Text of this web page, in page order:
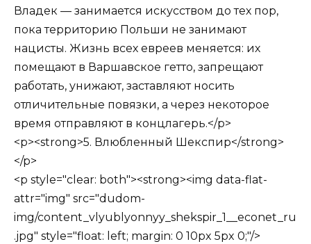
Владек — занимается искусством до тех пор,
пока территорию Польши не занимают
нацисты. Жизнь всех евреев меняется: их
помещают в Варшавское гетто, запрещают
работать, унижают, заставляют носить
отличительные повязки, а через некоторое
время отправляют в концлагерь.</p>
<p><strong>5. Влюбленный Шекспир</strong>
</p>
<p style="clear: both"><strong><img data-flat-
attr="img" src="dudom-
img/content_vlyublyonnyy_shekspir_1__econet_ru
.jpg" style="float: left; margin: 0 10px 5px 0;"/>